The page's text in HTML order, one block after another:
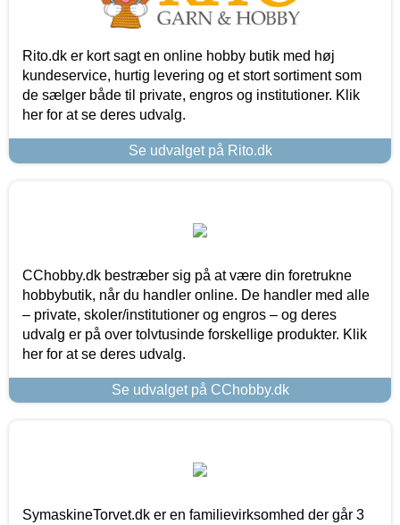
Rito.dk er kort sagt en online hobby butik med høj
kundeservice, hurtig levering og et stort sortiment som
de sælger både til private, engros og institutioner. Klik
her for at se deres udvalg.
Se udvalget på Rito.dk
CChobby.dk bestræber sig på at være din foretrukne
hobbybutik, når du handler online. De handler med alle
– private, skoler/institutioner og engros – og deres
udvalg er på over tolvtusinde forskellige produkter. Klik
her for at se deres udvalg.
Se udvalget på CChobby.dk
SymaskineTorvet.dk er en familievirksomhed der går 3